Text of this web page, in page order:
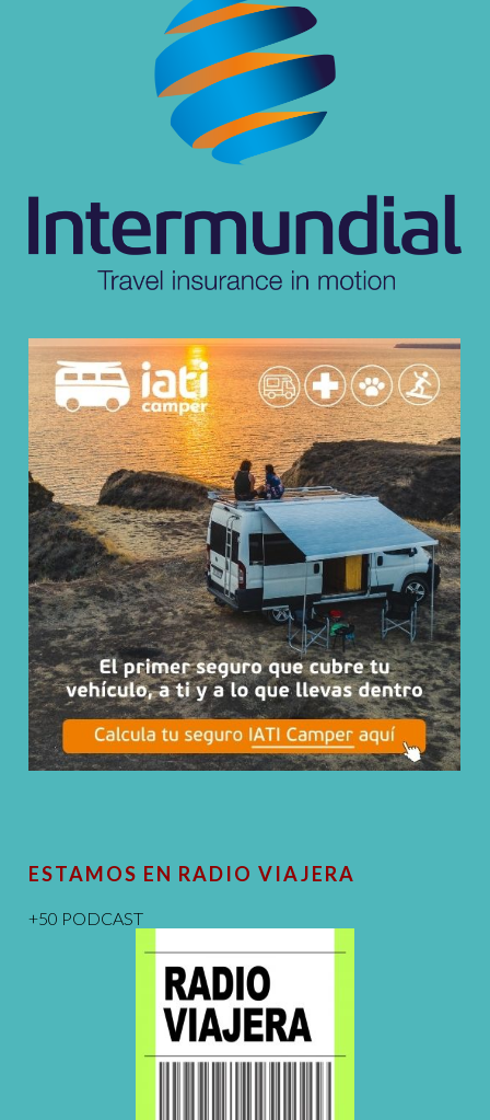
ESTAMOS EN RADIO VIAJERA
+50 PODCAST